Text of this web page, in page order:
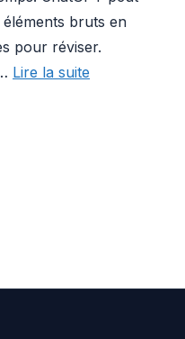
bruts en
pour réviser.
Lire la suite